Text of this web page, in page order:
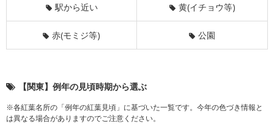
駅から近い 黄(イチョウ等)
赤(モミジ等) 公園
【関東】例年の見頃時期から選ぶ
※各紅葉名所の「例年の紅葉見頃」に基づいた一覧です。今年の色づき情報と
は異なる場合がありますのでご注意ください。